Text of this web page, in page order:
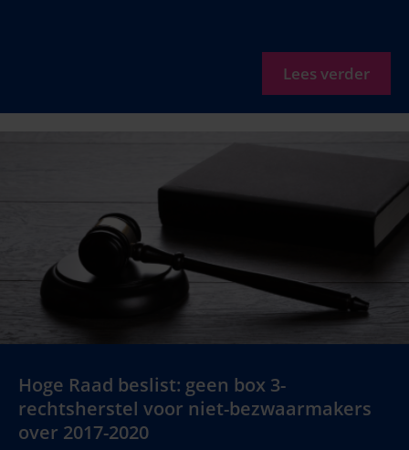
Lees verder
Hoge Raad beslist: geen box 3-
rechtsherstel voor niet-bezwaarmakers
over 2017-2020